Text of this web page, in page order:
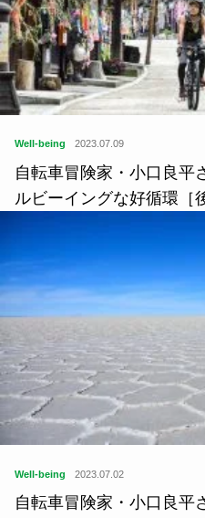
Well-being 2023.07.09
自転車冒険家・小口良平
ルビーイングな好循環［
Well-being 2023.07.02
自転車冒険家・小口良平